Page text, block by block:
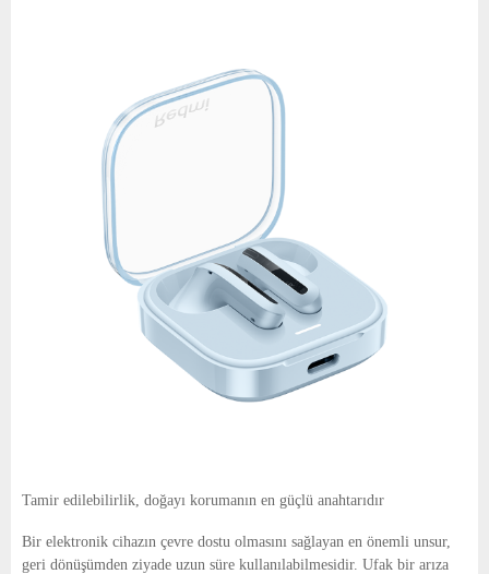
Tamir edilebilirlik, doğayı korumanın en güçlü anahtarıdır
Bir elektronik cihazın çevre dostu olmasını sağlayan en önemli unsur,
geri dönüşümden ziyade uzun süre kullanılabilmesidir. Ufak bir arıza